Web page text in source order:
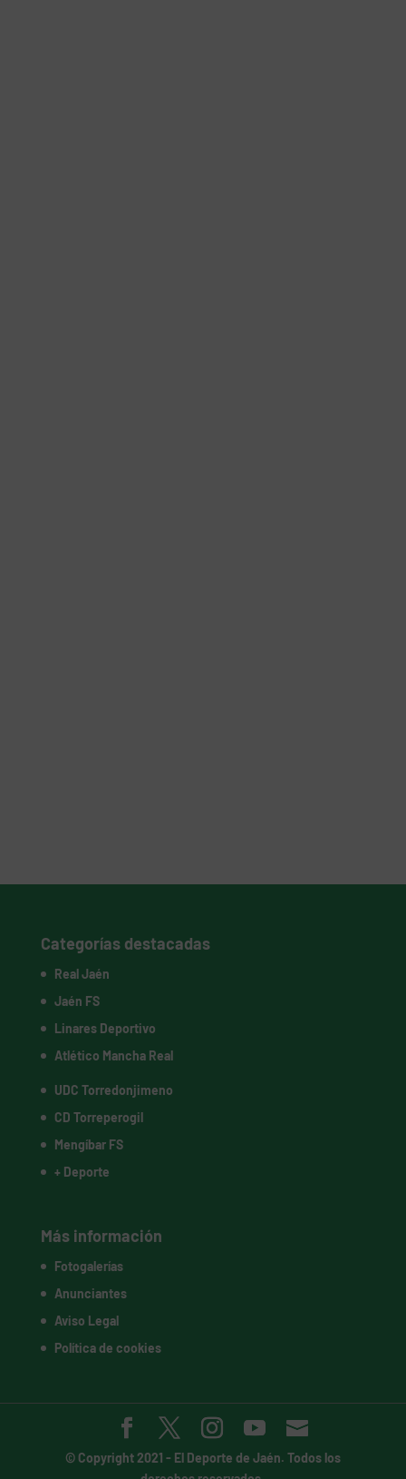
Categorías destacadas
Real Jaén
Jaén FS
Linares Deportivo
Atlético Mancha Real
UDC Torredonjimeno
CD Torreperogil
Mengíbar FS
+ Deporte
Más información
Fotogalerías
Anunciantes
Aviso Legal
Política de cookies
© Copyright 2021 - El Deporte de Jaén. Todos los